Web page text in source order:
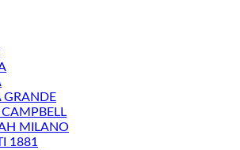
GRANDE
MILANO
1881